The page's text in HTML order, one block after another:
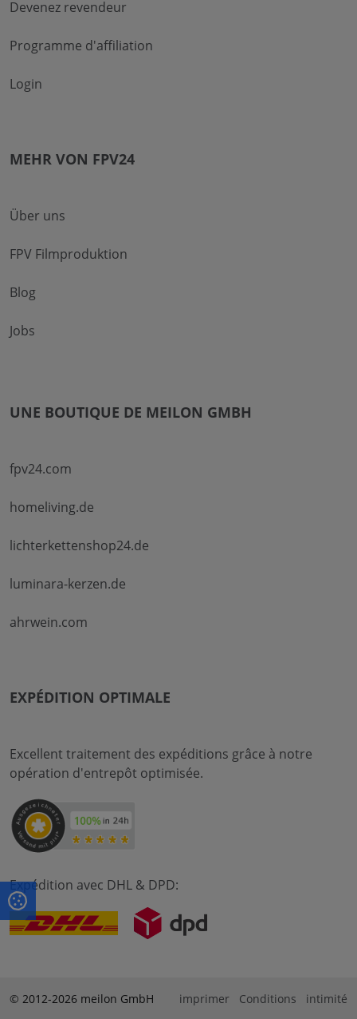
Devenez revendeur
Programme d'affiliation
Login
MEHR VON FPV24
Über uns
FPV Filmproduktion
Blog
Jobs
UNE BOUTIQUE DE MEILON GMBH
fpv24.com
homeliving.de
lichterkettenshop24.de
luminara-kerzen.de
ahrwein.com
EXPÉDITION OPTIMALE
Excellent traitement des expéditions grâce à notre
opération d'entrepôt optimisée.
Expédition avec DHL & DPD:
© 2012-2026 meilon GmbH imprimer Conditions intimité